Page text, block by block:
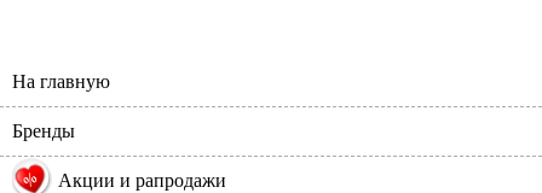
На главную
Бренды
% Акции и рапродажи